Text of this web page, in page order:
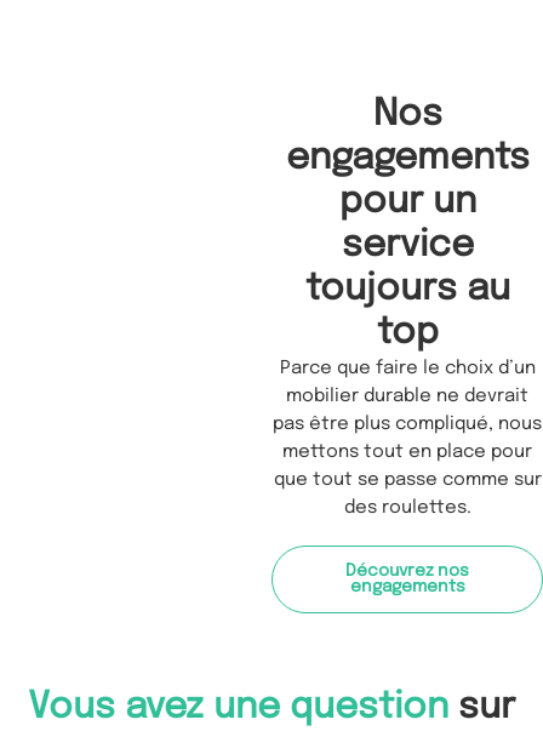
Nos
engagements
pour un
service
toujours au
top
Parce que faire le choix d’un
mobilier durable ne devrait
pas être plus compliqué, nous
mettons tout en place pour
que tout se passe comme sur
des roulettes.
Découvrez nos
engagements
Vous avez une question sur